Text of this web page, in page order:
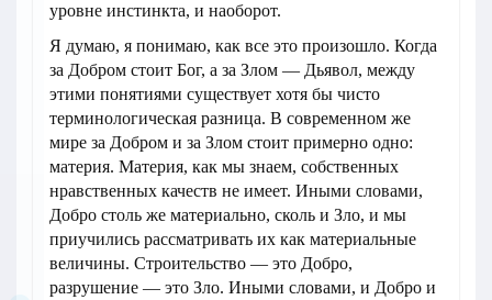
уровне инстинкта, и наоборот.
Я думаю, я понимаю, как все это произошло. Когда
за Добром стоит Бог, а за Злом — Дьявол, между
этими понятиями существует хотя бы чисто
терминологическая разница. В современном же
мире за Добром и за Злом стоит примерно одно:
материя. Материя, как мы знаем, собственных
нравственных качеств не имеет. Иными словами,
Добро столь же материально, сколь и Зло, и мы
приучились рассматривать их как материальные
величины. Строительство — это Добро,
разрушение — это Зло. Иными словами, и Добро и